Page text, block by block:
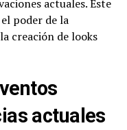
actuales. Este
poder de la
creación de looks
actuales